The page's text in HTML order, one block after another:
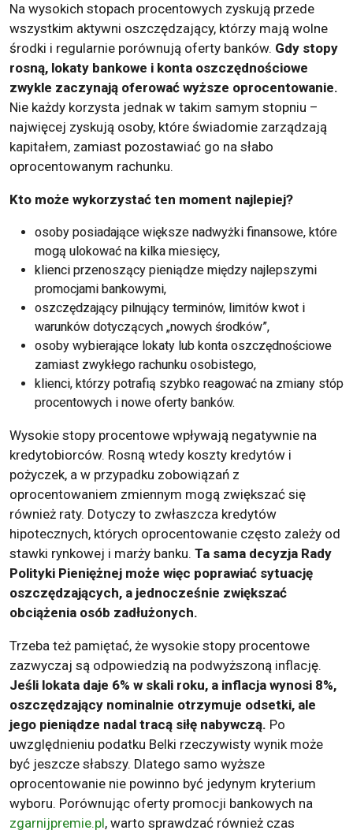
Na wysokich stopach procentowych zyskują przede
wszystkim aktywni oszczędzający, którzy mają wolne
środki i regularnie porównują oferty banków. Gdy stopy
rosną, lokaty bankowe i konta oszczędnościowe
zwykle zaczynają oferować wyższe oprocentowanie.
Nie każdy korzysta jednak w takim samym stopniu –
najwięcej zyskują osoby, które świadomie zarządzają
kapitałem, zamiast pozostawiać go na słabo
oprocentowanym rachunku.
Kto może wykorzystać ten moment najlepiej?
osoby posiadające większe nadwyżki finansowe, które
mogą ulokować na kilka miesięcy,
klienci przenoszący pieniądze między najlepszymi
promocjami bankowymi,
oszczędzający pilnujący terminów, limitów kwot i
warunków dotyczących „nowych środków”,
osoby wybierające lokaty lub konta oszczędnościowe
zamiast zwykłego rachunku osobistego,
klienci, którzy potrafią szybko reagować na zmiany stóp
procentowych i nowe oferty banków.
Wysokie stopy procentowe wpływają negatywnie na
kredytobiorców. Rosną wtedy koszty kredytów i
pożyczek, a w przypadku zobowiązań z
oprocentowaniem zmiennym mogą zwiększać się
również raty. Dotyczy to zwłaszcza kredytów
hipotecznych, których oprocentowanie często zależy od
stawki rynkowej i marży banku. Ta sama decyzja Rady
Polityki Pieniężnej może więc poprawiać sytuację
oszczędzających, a jednocześnie zwiększać
obciążenia osób zadłużonych.
Trzeba też pamiętać, że wysokie stopy procentowe
zazwyczaj są odpowiedzią na podwyższoną inflację.
Jeśli lokata daje 6% w skali roku, a inflacja wynosi 8%,
oszczędzający nominalnie otrzymuje odsetki, ale
jego pieniądze nadal tracą siłę nabywczą. Po
uwzględnieniu podatku Belki rzeczywisty wynik może
być jeszcze słabszy. Dlatego samo wyższe
oprocentowanie nie powinno być jedynym kryterium
wyboru. Porównując oferty promocji bankowych na
zgarnijpremie.pl, warto sprawdzać również czas